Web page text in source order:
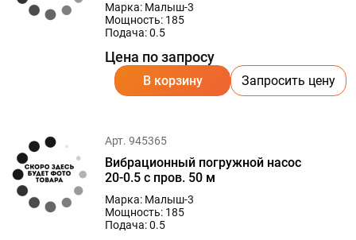
Марка: Малыш-3
Мощность: 185
Подача: 0.5
Цена по запросу
В корзину Запросить цену
Арт. 945365
Вибрационный погружной насос
20-0.5 с пров. 50 м
Марка: Малыш-3
Мощность: 185
Подача: 0.5